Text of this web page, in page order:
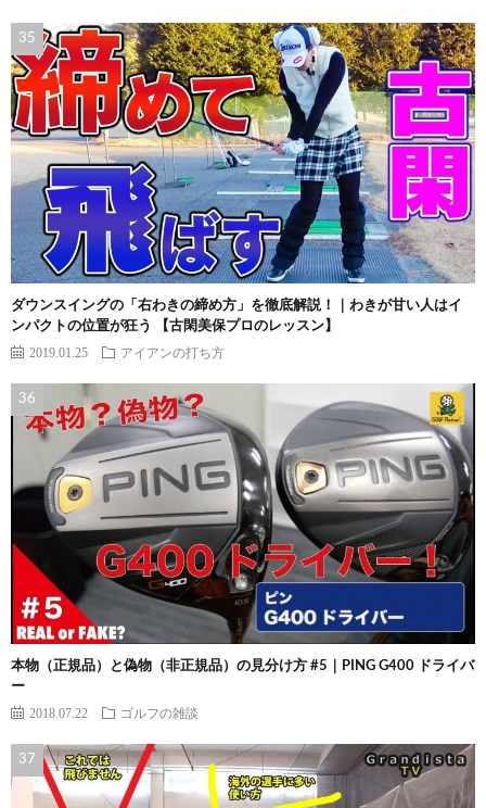
ダウンスイングの「右わきの締め方」を徹底解説！｜わきが甘い人はイ
ンパクトの位置が狂う 【古閑美保プロのレッスン】
2019.01.25 アイアンの打ち方
本物（正規品）と偽物（非正規品）の見分け方 #5｜PING G400 ドライバ
ー
2018.07.22 ゴルフの雑談